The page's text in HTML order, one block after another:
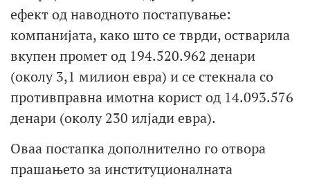
ефект од наводното постапување:
компанијата, како што се тврди, остварила
вкупен промет од 194.520.962 денари
(околу 3,1 милион евра) и се стекнала со
противправна имотна корист од 14.093.576
денари (околу 230 илјади евра).
Оваа постапка дополнително го отвора
прашањето за институционалната